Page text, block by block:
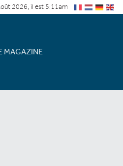
2026, il est 5:11am
MAGAZINE